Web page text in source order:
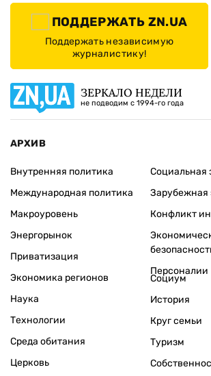
ПОДДЕРЖАТЬ ZN.UA
Поддержать независимую
журналистику!
ЗЕРКАЛО НЕДЕЛИ
не подводим с 1994-го года
АРХИВ
Внутренняя политика
Международная политика
Макроуровень
Энергорынок
Приватизация
Экономика регионов
Социальная
Зарубежная
Конфликт
Персоналии
Наука
Технологии
Среда обитания
Церковь
Социум
История
Круг семьи
Туризм